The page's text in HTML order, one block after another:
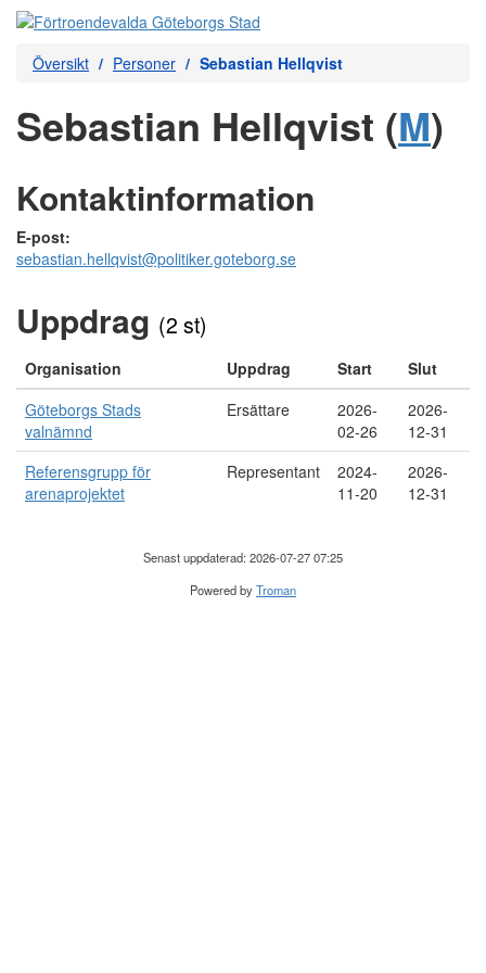
Översikt Personer Sebastian Hellqvist
Sebastian Hellqvist (M)
Kontaktinformation
E-post:
sebastian.hellqvist@politiker.goteborg.se
Uppdrag (2 st)
Organisation Uppdrag Start
Slut
Göteborgs Stads
valnämnd
Ersättare
2026-
02-26
2026-
12-31
Referensgrupp för
arenaprojektet
Representant
2024-
11-20
2026-
12-31
Senast uppdaterad: 2026-07-27 07:25
Powered byTroman